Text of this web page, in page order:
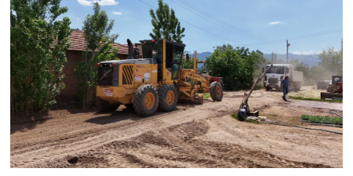
MAGAZİN
MANŞET
Manyas
OLAY
OTOMOTİV